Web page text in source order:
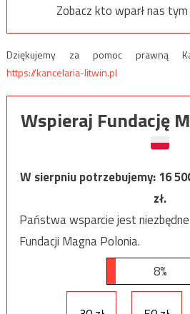
Zobacz kto wparł nas tym
Dziękujemy za pomoc prawną
https://kancelaria-litwin.pl
Wspieraj Fundację
W sierpniu potrzebujemy:16
zł.
Państwa wsparcie jest
Fundacji Magna Polonia.
8%